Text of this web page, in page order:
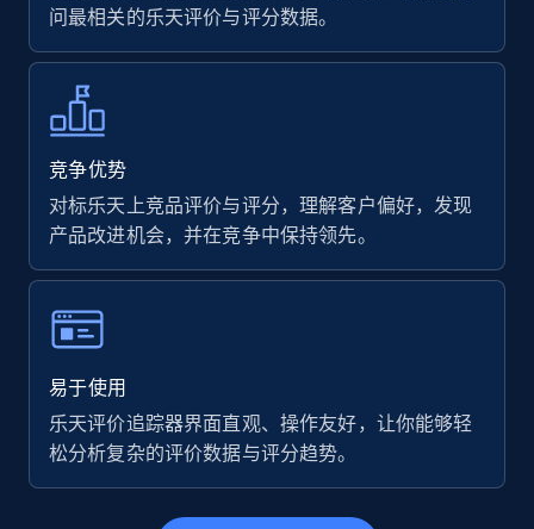
URL, Final price, Sku, Currency, Gtin,
Specifications, Image urls, Top reviews, and
more.
5.6K+
Walmart - products - Find new products by
using specific category URL
URL, Final price, Sku, Currency, Gtin,
Specifications, Image urls, Top reviews, and
问最相关的乐天评价与评分数据。
竞争优势
对标乐天上竞品评价与评分，理解客户偏好，发现
产品改进机会，并在竞争中保持领先。
易于使用
乐天评价追踪器界面直观、操作友好，让你能够轻
松分析复杂的评价数据与评分趋势。